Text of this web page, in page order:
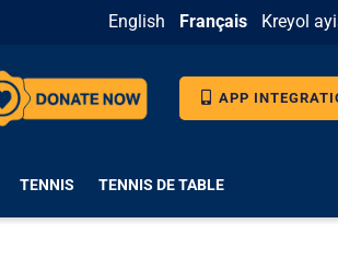
English Français Kreyol
APP
TENNIS TENNIS DE TABLE